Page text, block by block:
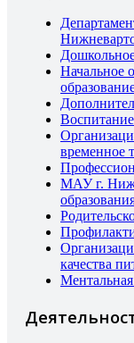
Начальное
временное
МАУ г.
качества
Ментальная